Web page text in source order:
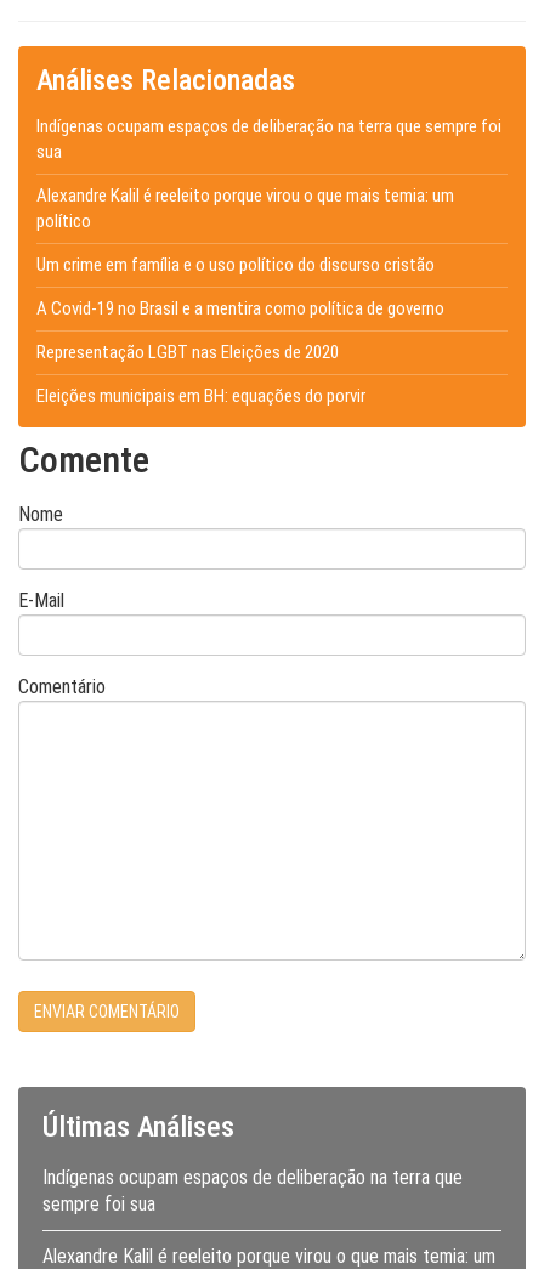
Análises Relacionadas
Indígenas ocupam espaços de deliberação na terra que sempre foi
sua
Alexandre Kalil é reeleito porque virou o que mais temia: um
político
Um crime em família e o uso político do discurso cristão
A Covid-19 no Brasil e a mentira como política de governo
Representação LGBT nas Eleições de 2020
Eleições municipais em BH: equações do porvir
Comente
Nome
E-Mail
Comentário
Últimas Análises
Indígenas ocupam espaços de deliberação na terra que
sempre foi sua
Alexandre Kalil é reeleito porque virou o que mais temia: um